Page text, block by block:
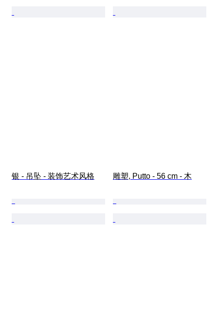
银 - 吊坠 - 装饰艺术风格 雕塑, Putto - 56 cm - 木